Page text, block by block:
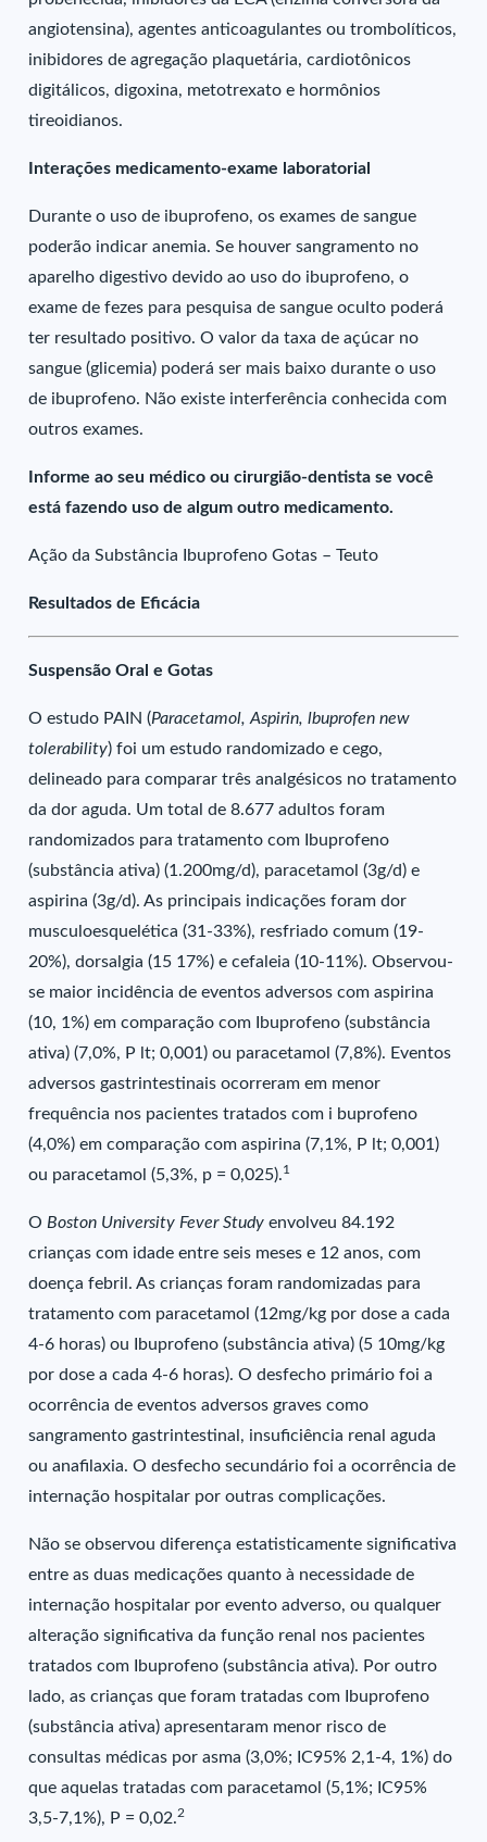
angiotensina), agentes anticoagulantes ou trombolíticos,
inibidores de agregação plaquetária, cardiotônicos
digitálicos, digoxina, metotrexato e hormônios
tireoidianos.
Interações medicamento-exame laboratorial
Durante o uso de ibuprofeno, os exames de sangue
poderão indicar anemia. Se houver sangramento no
aparelho digestivo devido ao uso do ibuprofeno, o
exame de fezes para pesquisa de sangue oculto poderá
ter resultado positivo. O valor da taxa de açúcar no
sangue (glicemia) poderá ser mais baixo durante o uso
de ibuprofeno. Não existe interferência conhecida com
outros exames.
Informe ao seu médico ou cirurgião-dentista se você
está fazendo uso de algum outro medicamento.
Ação da Substância Ibuprofeno Gotas – Teuto
Resultados de Eficácia
Suspensão Oral e Gotas
O estudo PAIN (Paracetamol, Aspirin, lbuprofen new
tolerability) foi um estudo randomizado e cego,
delineado para comparar três analgésicos no tratamento
da dor aguda. Um total de 8.677 adultos foram
randomizados para tratamento com Ibuprofeno
(substância ativa) (1.200mg/d), paracetamol (3g/d) e
aspirina (3g/d). As principais indicações foram dor
musculoesquelética (31-33%), resfriado comum (19-
20%), dorsalgia (15 17%) e cefaleia (10-11%). Observou-
se maior incidência de eventos adversos com aspirina
(10, 1%) em comparação com Ibuprofeno (substância
ativa) (7,0%, P lt; 0,001) ou paracetamol (7,8%). Eventos
adversos gastrintestinais ocorreram em menor
frequência nos pacientes tratados com i buprofeno
(4,0%) em comparação com aspirina (7,1%, P lt; 0,001)
ou paracetamol (5,3%, p = 0,025).1
O Boston University Fever Study envolveu 84.192
crianças com idade entre seis meses e 12 anos, com
doença febril. As crianças foram randomizadas para
tratamento com paracetamol (12mg/kg por dose a cada
4-6 horas) ou Ibuprofeno (substância ativa) (5 10mg/kg
por dose a cada 4-6 horas). O desfecho primário foi a
ocorrência de eventos adversos graves como
sangramento gastrintestinal, insuficiência renal aguda
ou anafilaxia. O desfecho secundário foi a ocorrência de
internação hospitalar por outras complicações.
Não se observou diferença estatisticamente significativa
entre as duas medicações quanto à necessidade de
internação hospitalar por evento adverso, ou qualquer
alteração significativa da função renal nos pacientes
tratados com Ibuprofeno (substância ativa). Por outro
lado, as crianças que foram tratadas com Ibuprofeno
(substância ativa) apresentaram menor risco de
consultas médicas por asma (3,0%; IC95% 2,1-4, 1%) do
que aquelas tratadas com paracetamol (5,1%; IC95%
3,5-7,1%), P = 0,02.2